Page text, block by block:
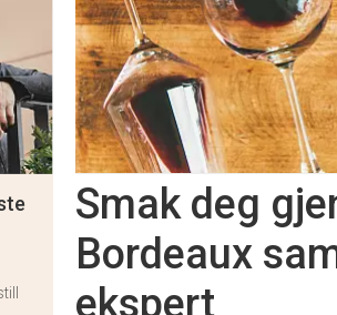
Smak deg
Bordeaux
ekspert